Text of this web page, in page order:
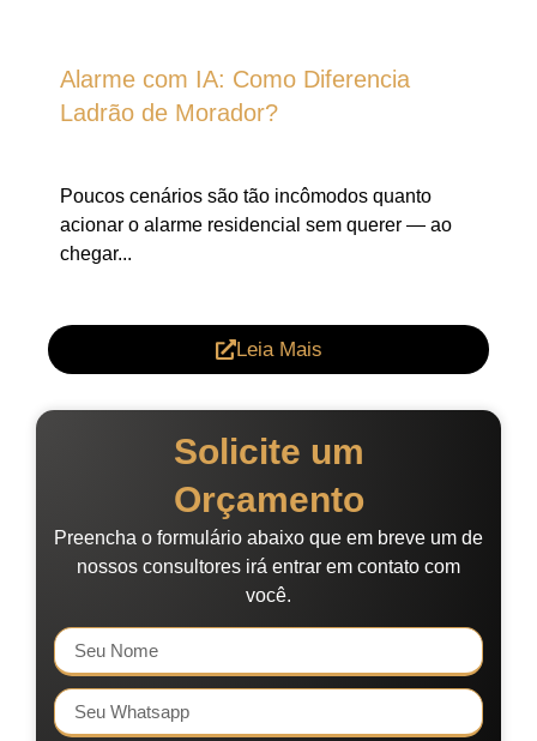
Alarme com IA: Como Diferencia
Ladrão de Morador?
Poucos cenários são tão incômodos quanto
acionar o alarme residencial sem querer — ao
chegar...
Leia Mais
Solicite um
Orçamento
Preencha o formulário abaixo que em breve um de
nossos consultores irá entrar em contato com
você.